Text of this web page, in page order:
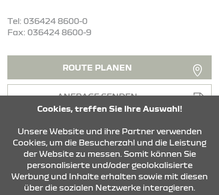
Tel: 036424 8600-0
Fax: 036424 8600-9
ROUTE PLANEN
ANFRAGE SENDEN
KONTAKT & ANFAHRT
Cookies, treffen Sie Ihre Auswahl!
Unsere Website und ihre Partner verwenden
Cookies, um die Besucherzahl und die Leistung
der Website zu messen. Somit können Sie
personalisierte und/oder geolokalisierte
Werbung und Inhalte erhalten sowie mit diesen
über die sozialen Netzwerke interagieren.